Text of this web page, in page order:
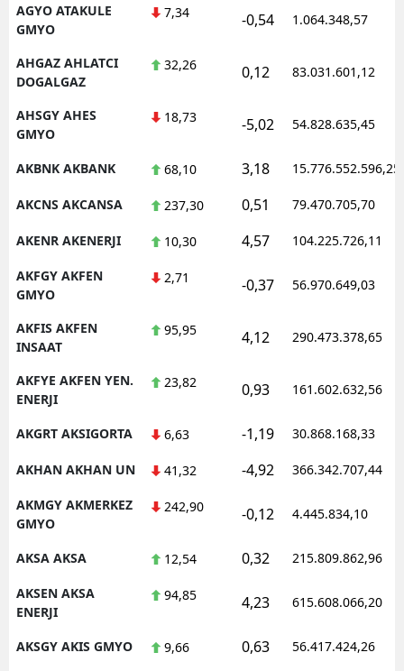
AGYO ATAKULE
GMYO
7,34 -0,54 1.064.348,57
AHGAZ AHLATCI
DOGALGAZ
32,26 0,12 83.031.601,12
AHSGY AHES
GMYO
18,73 -5,02 54.828.635,45
AKBNK AKBANK 68,10 3,18 15.776.552.596,25
AKCNS AKCANSA 237,30 0,51 79.470.705,70
AKENR AKENERJI 10,30 4,57 104.225.726,11
AKFGY AKFEN
GMYO
2,71 -0,37 56.970.649,03
AKFIS AKFEN
INSAAT
95,95 4,12 290.473.378,65
AKFYE AKFEN YEN.
ENERJI
23,82 0,93 161.602.632,56
AKGRT AKSIGORTA 6,63 -1,19 30.868.168,33
AKHAN AKHAN UN 41,32 -4,92 366.342.707,44
AKMGY AKMERKEZ
GMYO
242,90 -0,12 4.445.834,10
AKSA AKSA 12,54 0,32 215.809.862,96
AKSEN AKSA
ENERJI
94,85 4,23 615.608.066,20
AKSGY AKIS GMYO 9,66 0,63 56.417.424,26